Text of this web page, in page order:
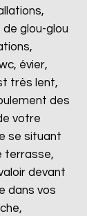
glou-glou
évier,
très lent,
des
votre
se situant
terrasse,
devant
dans vos